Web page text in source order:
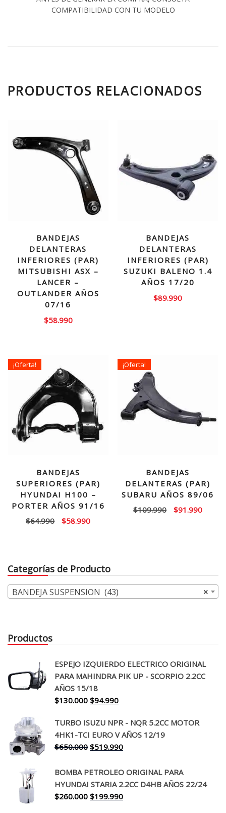
COMPATIBILIDAD CON TU MODELO
PRODUCTOS RELACIONADOS
BANDEJAS
DELANTERAS
INFERIORES (PAR)
MITSUBISHI ASX –
LANCER –
OUTLANDER AÑOS
07/16
$58.990
BANDEJAS
DELANTERAS
INFERIORES (PAR)
SUZUKI BALENO 1.4
AÑOS 17/20
$89.990
¡Oferta!
BANDEJAS
SUPERIORES (PAR)
HYUNDAI H100 –
PORTER AÑOS 91/16
$64.990
El
$64.990.
$58.990El
$58.990.
¡Oferta!
BANDEJAS
DELANTERAS (PAR)
SUBARU AÑOS 89/06
$109.990
El
$91.990El
Categorías de Producto
×
BANDEJA SUSPENSION (43)
Productos
ESPEJO IZQUIERDO ELECTRICO ORIGINAL
PARA MAHINDRA PIK UP - SCORPIO 2.2CC
AÑOS 15/18
$130.000 El
original
era:
$130.000.
$94.990El
actual
es:
$94.990.
TURBO ISUZU NPR - NQR 5.2CC MOTOR
4HK1-TCI EURO V AÑOS 12/19
$650.000 El
original
era:
$650.000.
$519.990El
actual
es:
$519.990.
BOMBA PETROLEO ORIGINAL PARA
HYUNDAI STARIA 2.2CC D4HB AÑOS 22/24
$260.000 El
$199.990El